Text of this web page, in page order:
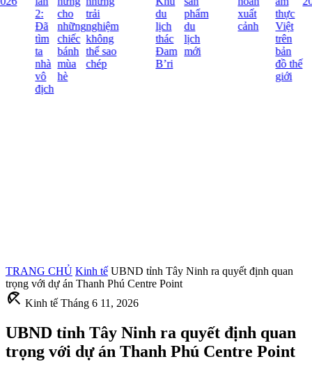
2:
Đã
tìm
ta
nhà
vô
địch
cho
những
chiếc
bánh
mùa
hè
trải
nghiệm
không
thể sao
chép
du
lịch
thác
Đam
B’ri
phẩm
du
lịch
mới
xuất
cảnh
thực
Việt
trên
bản
đồ thế
giới
TRANG CHỦ Kinh tế UBND tỉnh Tây Ninh ra quyết định quan
trọng với dự án Thanh Phú Centre Point
beach_access Kinh tế Tháng 6 11, 2026
UBND tỉnh Tây Ninh ra quyết định quan
trọng với dự án Thanh Phú Centre Point